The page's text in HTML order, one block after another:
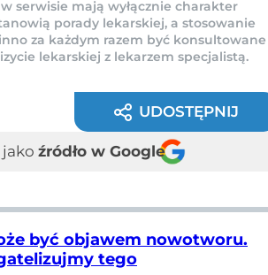
serwisie mają wyłącznie charakter
porady lekarskiej, a stosowanie
za każdym razem być konsultowane
lekarskiej z lekarzem specjalistą.
UDOSTĘPNIJ
źródło w Google
być objawem nowotworu.
tego